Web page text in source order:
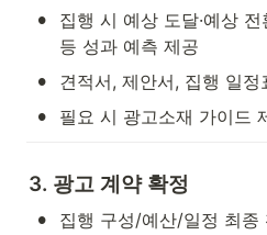
•
집행 시 예상 도달·예상
등 성과 예측 제공
• 견적서, 제안서, 집행 일정
• 필요 시 광고소재 가이드
3. 광고 계약 확정
• 집행 구성/예산/일정 최종